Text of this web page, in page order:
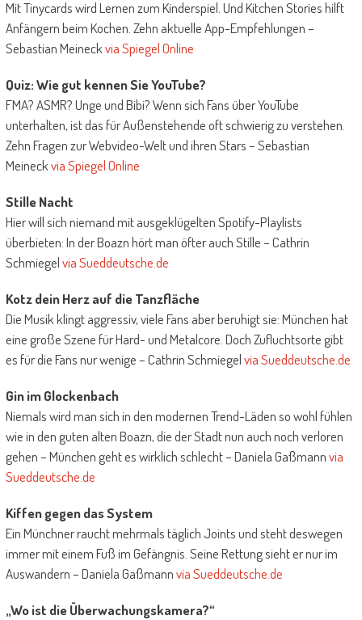
Mit Tinycards wird Lernen zum Kinderspiel. Und Kitchen Stories hilft
Anfängern beim Kochen. Zehn aktuelle App-Empfehlungen –
Sebastian Meineckvia Spiegel Online
Quiz: Wie gut kennen Sie YouTube?
FMA? ASMR? Unge und Bibi? Wenn sich Fans über YouTube
unterhalten, ist das für Außenstehende oft schwierig zu verstehen.
Zehn Fragen zur Webvideo-Welt und ihren Stars – Sebastian
Meineckvia Spiegel Online
Stille Nacht
Hier will sich niemand mit ausgeklügelten Spotify-Playlists
überbieten: In der Boazn hört man öfter auch Stille – Cathrin
Schmiegelvia Sueddeutsche.de
Kotz dein Herz auf die Tanzfläche
Die Musik klingt aggressiv, viele Fans aber beruhigt sie: München hat
eine große Szene für Hard- und Metalcore. Doch Zufluchtsorte gibt
es für die Fans nur wenige – Cathrin Schmiegelvia Sueddeutsche.de
Gin im Glockenbach
Niemals wird man sich in den modernen Trend-Läden so wohl fühlen
wie in den guten alten Boazn, die der Stadt nun auch noch verloren
gehen – München geht es wirklich schlecht – Daniela Gaßmannvia
Sueddeutsche.de
Kiffen gegen das System
Ein Münchner raucht mehrmals täglich Joints und steht deswegen
immer mit einem Fuß im Gefängnis. Seine Rettung sieht er nur im
Auswandern – Daniela Gaßmannvia Sueddeutsche.de
„Wo ist die Überwachungskamera?“